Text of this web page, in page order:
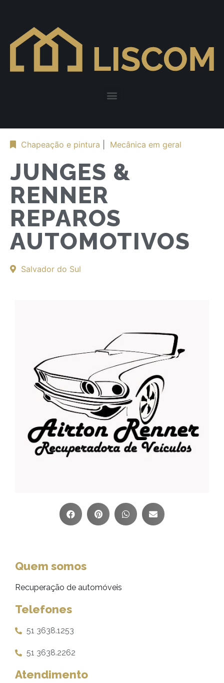
Chapeação e pintura Mecânica em geral
JUNGES &
RENNER
REPAROS
AUTOMOTIVOS
Salvador do Sul
Quem somos
Recuperação de automóveis
Telefones
51 3638.1253
51 3638.2262
Atendimento